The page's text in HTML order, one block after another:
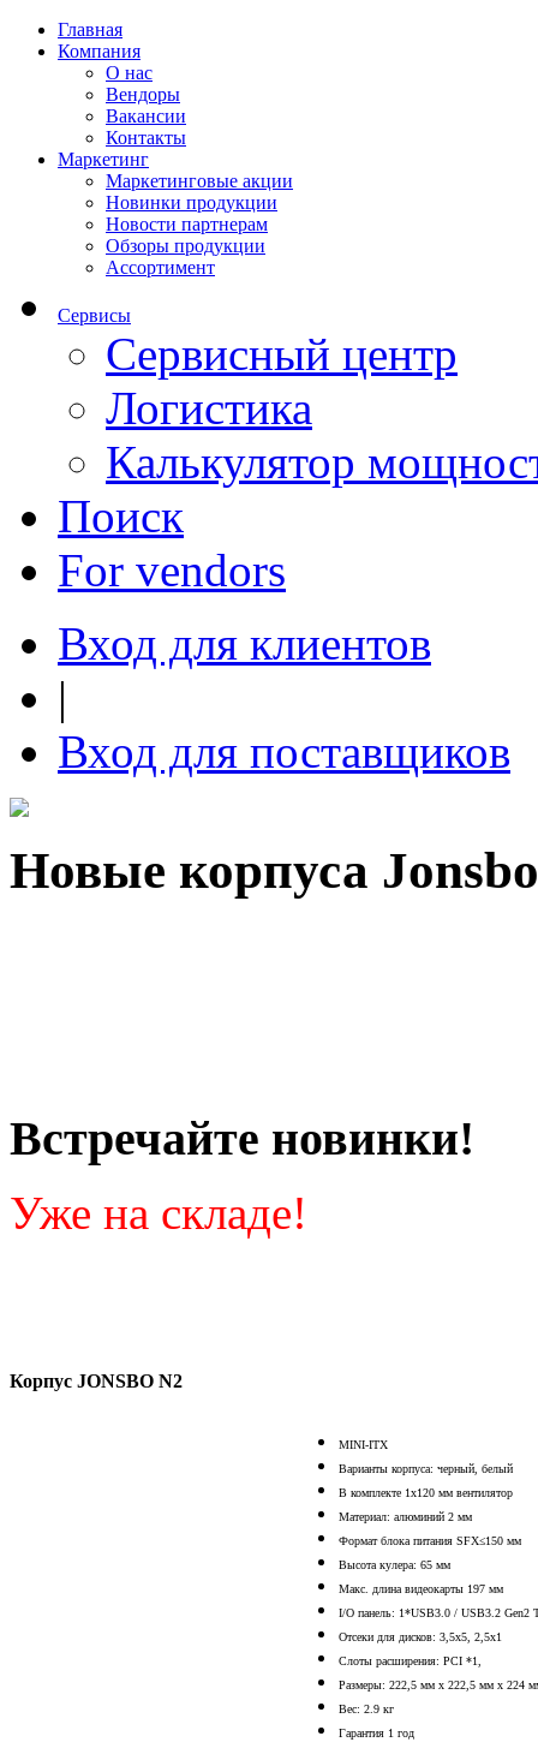
Главная
Компания
О нас
Вендоры
Вакансии
Контакты
Маркетинг
Маркетинговые акции
Новинки продукции
Новости партнерам
Обзоры продукции
Ассортимент
Сервисы
Сервисный центр
Логистика
Калькулятор
Поиск
For vendors
Вход для клиентов
|
Вход для поставщиков
Новые корпуса
Встречайте новинки!
Уже на складе!
Корпус JONSBO N2
MINI-ITX
Варианты корпуса: черный, белый
В комплекте 1x120 мм вентилятор
Материал: алюминий 2 мм
Формат блока питания SFX≤150 мм
Высота кулера: 65 мм
Макс. длина видеокарты 197 мм
I/O панель: 1*USB3.0 / USB3.2 Gen2
Отсеки для дисков: 3,5х5, 2,5х1
Слоты расширения: PCI *1,
Размеры: 222,5 мм х 222,5 мм х 224
Вес: 2.9 кг
Гарантия 1 год